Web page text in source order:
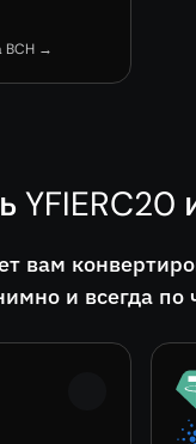
BCH →
вам
и всегда